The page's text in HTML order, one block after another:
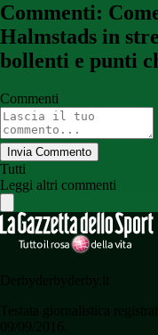
Commenti:
Halmstads in
bollenti e punti
Commenti
Invia Commento
Tutti
Leggi altri commenti